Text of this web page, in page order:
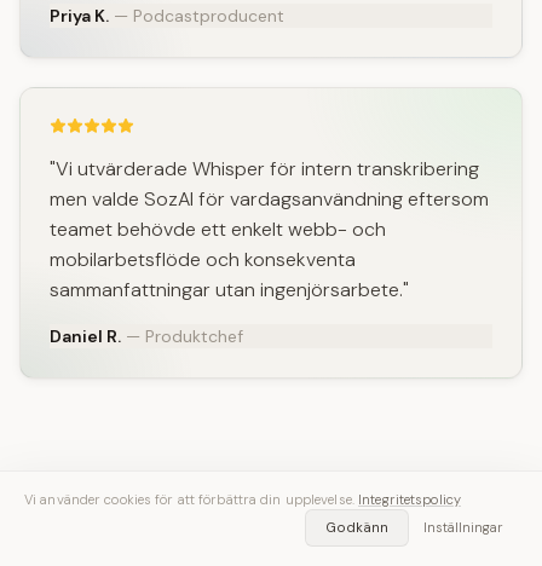
Priya K. — Podcastproducent
"Vi utvärderade Whisper för intern transkribering
men valde SozAI för vardagsanvändning eftersom
teamet behövde ett enkelt webb- och
mobilarbetsflöde och konsekventa
sammanfattningar utan ingenjörsarbete."
Daniel R. — Produktchef
Vi använder cookies för att förbättra din upplevelse. Integritetspolicy
Godkänn
Inställningar